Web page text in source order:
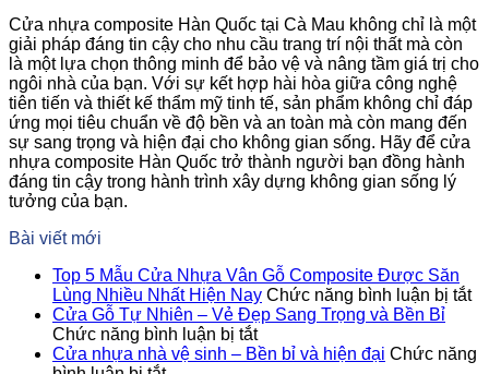
Cửa nhựa composite Hàn Quốc tại Cà Mau không chỉ là một
giải pháp đáng tin cậy cho nhu cầu trang trí nội thất mà còn
là một lựa chọn thông minh để bảo vệ và nâng tầm giá trị cho
ngôi nhà của bạn. Với sự kết hợp hài hòa giữa công nghệ
tiên tiến và thiết kế thẩm mỹ tinh tế, sản phẩm không chỉ đáp
ứng mọi tiêu chuẩn về độ bền và an toàn mà còn mang đến
sự sang trọng và hiện đại cho không gian sống. Hãy để cửa
nhựa composite Hàn Quốc trở thành người bạn đồng hành
đáng tin cậy trong hành trình xây dựng không gian sống lý
tưởng của bạn.
Bài viết mới
Top 5 Mẫu Cửa Nhựa Vân Gỗ Composite Được Săn
Lùng Nhiều Nhất Hiện Nay Chức năng bình luận bị tắtở
Cửa Gỗ Tự Nhiên – Vẻ Đẹp Sang Trọng và Bền Bỉ
Chức năng bình luận bị tắtở
Cửa
Cửa nhựa nhà vệ sinh – Bền bỉ và hiện đại Chức năng